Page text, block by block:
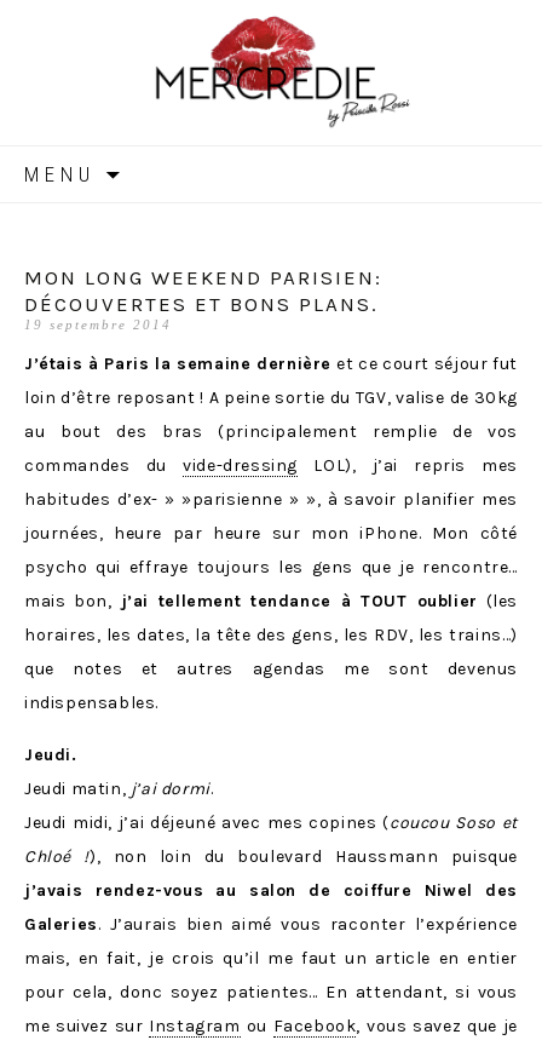
MERCREDIE
MENU
MON LONG WEEKEND PARISIEN:
DÉCOUVERTES ET BONS PLANS.
19 septembre 2014
J’étais à Paris la semaine dernière et ce court séjour fut
loin d’être reposant ! A peine sortie du TGV, valise de 30kg
au bout des bras (principalement remplie de vos
commandes duvide-dressing LOL), j’ai repris mes
habitudes d’ex- » »parisienne » », à savoir planifier mes
journées, heure par heure sur mon iPhone. Mon côté
psycho qui effraye toujours les gens que je rencontre…
mais bon, j’ai tellement tendance à TOUT oublier (les
horaires, les dates, la tête des gens, les RDV, les trains…)
que notes et autres agendas me sont devenus
indispensables.
Jeudi.
Jeudi matin, j’ai dormi.
Jeudi midi, j’ai déjeuné avec mes copines (coucou Soso et
Chloé !), non loin du boulevard Haussmann puisque
j’avais rendez-vous au salon de coiffure Niwel des
Galeries. J’aurais bien aimé vous raconter l’expérience
mais, en fait, je crois qu’il me faut un article en entier
pour cela, donc soyez patientes… En attendant, si vous
me suivez sur Instagram ou Facebook, vous savez que je